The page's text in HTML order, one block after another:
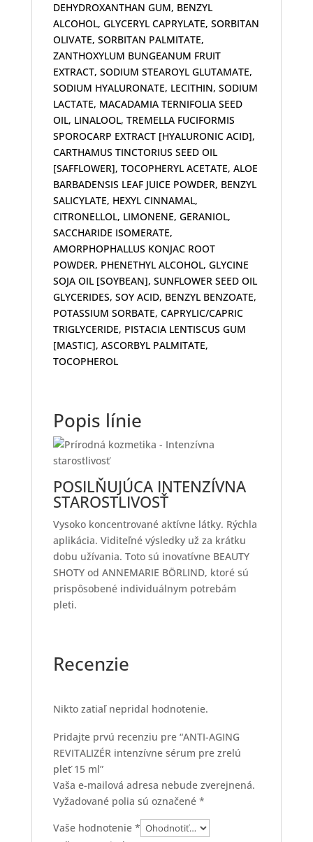
DEHYDROXANTHAN GUM, BENZYL
ALCOHOL, GLYCERYL CAPRYLATE, SORBITAN
OLIVATE, SORBITAN PALMITATE,
ZANTHOXYLUM BUNGEANUM FRUIT
EXTRACT, SODIUM STEAROYL GLUTAMATE,
SODIUM HYALURONATE, LECITHIN, SODIUM
LACTATE, MACADAMIA TERNIFOLIA SEED
OIL, LINALOOL, TREMELLA FUCIFORMIS
SPOROCARP EXTRACT [HYALURONIC ACID],
CARTHAMUS TINCTORIUS SEED OIL
[SAFFLOWER], TOCOPHERYL ACETATE, ALOE
BARBADENSIS LEAF JUICE POWDER, BENZYL
SALICYLATE, HEXYL CINNAMAL,
CITRONELLOL, LIMONENE, GERANIOL,
SACCHARIDE ISOMERATE,
AMORPHOPHALLUS KONJAC ROOT
POWDER, PHENETHYL ALCOHOL, GLYCINE
SOJA OIL [SOYBEAN], SUNFLOWER SEED OIL
GLYCERIDES, SOY ACID, BENZYL BENZOATE,
POTASSIUM SORBATE, CAPRYLIC/CAPRIC
TRIGLYCERIDE, PISTACIA LENTISCUS GUM
[MASTIC], ASCORBYL PALMITATE,
TOCOPHEROL
Popis línie
POSILŇUJÚCA INTENZÍVNA
STAROSTLIVOSŤ
Vysoko koncentrované aktívne látky. Rýchla
aplikácia. Viditeľné výsledky už za krátku
dobu užívania. Toto sú inovatívne BEAUTY
SHOTY od ANNEMARIE BÖRLIND, ktoré sú
prispôsobené individuálnym potrebám
pleti.
Recenzie
Nikto zatiaľ nepridal hodnotenie.
Pridajte prvú recenziu pre “ANTI-AGING
REVITALIZÉR intenzívne sérum pre zrelú
pleť 15 ml”
Vaša e-mailová adresa nebude zverejnená.
Vyžadované polia sú označené *
Vaše hodnotenie *